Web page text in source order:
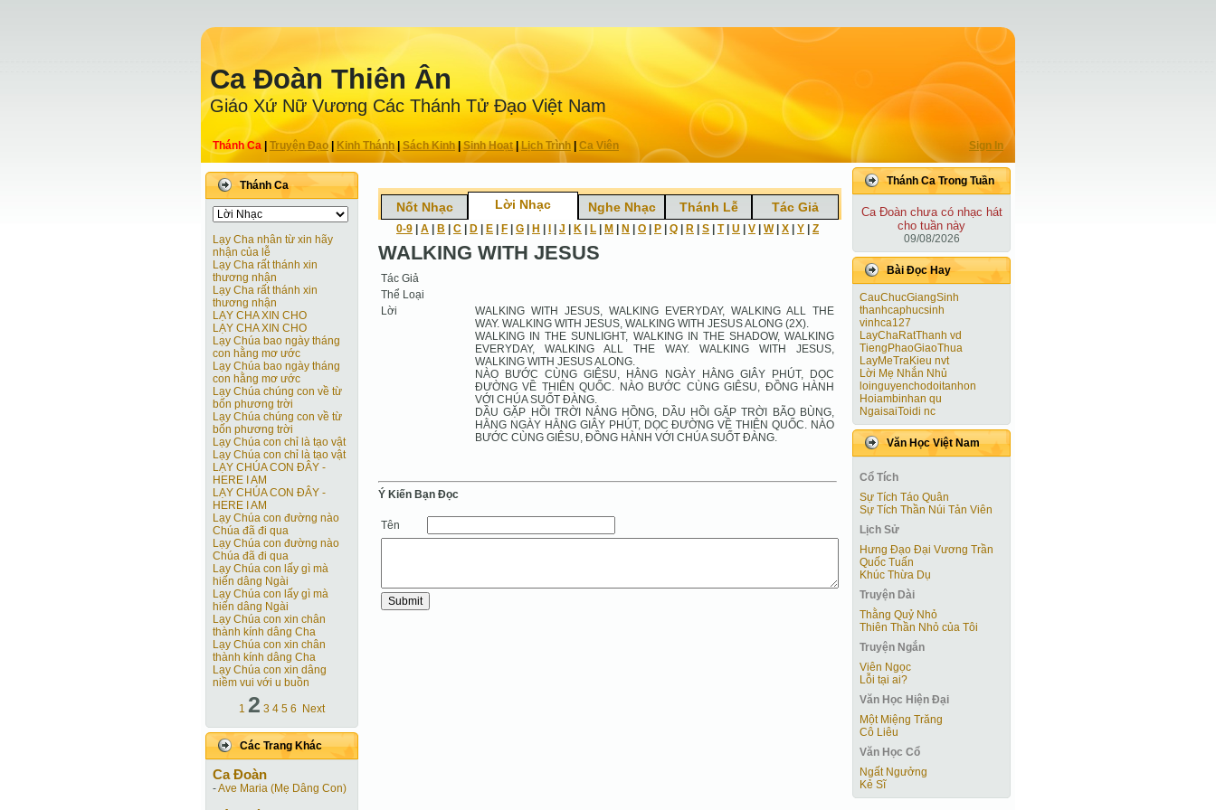
Ca Ðoàn Thiên Ân
Giáo Xứ Nữ Vương Các Thánh Tử Ðạo Việt Nam
Thánh Ca Truyện Ðạo| Kinh Thánh Sách Kinh|Sinh Hoạt| Lịch Trình Ca Viên Sign In
Thánh Ca
Lạy Cha nhân từ xin hãy
nhận của lễ
Lạy Cha rất thánh xin
thương nhận
Lạy Cha rất thánh xin
thương nhận
LẠY CHA XIN CHO
LẠY CHA XIN CHO
Lạy Chúa bao ngày tháng
con hằng mơ ước
Lạy Chúa bao ngày tháng
con hằng mơ ước
Lạy Chúa chúng con về từ
bốn phương trời
Lạy Chúa chúng con về từ
bốn phương trời
Lạy Chúa con chỉ là tạo vật
Lạy Chúa con chỉ là tạo vật
LẠY CHÚA CON ĐÂY -
HERE I AM
LẠY CHÚA CON ĐÂY -
HERE I AM
Lạy Chúa con đường nào
Chúa đã đi qua
Lạy Chúa con đường nào
Chúa đã đi qua
Lạy Chúa con lấy gì mà
hiến dâng Ngài
Lạy Chúa con lấy gì mà
hiến dâng Ngài
Lạy Chúa con xin chân
thành kính dâng Cha
Lạy Chúa con xin chân
thành kính dâng Cha
Lạy Chúa con xin dâng
niềm vui với u buồn
1 2 3 4 5 6 Next
Các Trang Khác
Ca Ðoàn
-Ave Maria (Mẹ Dâng Con)
Nốt Nhạc Lời Nhạc Nghe Nhạc Thánh Lễ Tác Giả
0-9 A B C D E F G H J K L M N O P Q R S T| U V W| X Y Z
WALKING WITH JESUS
Tác Giả
Thể Loại
Lời
WALKING WITH JESUS, WALKING EVERYDAY, WALKING ALL THE
WAY. WALKING WITH JESUS, WALKING WITH JESUS ALONG (2X).
WALKING IN THE SUNLIGHT, WALKING IN THE SHADOW, WALKING
EVERYDAY, WALKING ALL THE WAY. WALKING WITH JESUS,
WALKING WITH JESUS ALONG.
NÀO BƯỚC CÙNG GIÊSU, HẰNG NGÀY HẰNG GIÂY PHÚT, DỌC
ĐƯỜNG VỀ THIÊN QUỐC. NÀO BƯỚC CÙNG GIÊSU, ĐỒNG HÀNH
VỚI CHÚA SUỐT ĐÀNG.
DẦU GẶP HỒI TRỜI NẮNG HỒNG, DẦU HỒI GẶP TRỜI BÃO BÙNG,
HẰNG NGÀY HẰNG GIÂY PHÚT, DỌC ĐƯỜNG VỀ THIÊN QUỐC. NÀO
BƯỚC CÙNG GIÊSU, ĐỒNG HÀNH VỚI CHÚA SUỐT ĐÀNG.
Ý Kiến Bạn Ðọc
Tên
Thánh Ca Trong Tuần
Ca Ðoàn chưa có nhạc hát
cho tuần này
09/08/2026
Bài Ðọc Hay
CauChucGiangSinh
thanhcaphucsinh
vinhca127
LayChaRatThanh vd
TiengPhaoGiaoThua
LayMeTraKieu nvt
Lời Mẹ Nhắn Nhủ
loinguyenchodoitanhon
Hoiambinhan qu
NgaisaiToidi nc
Văn Học Việt Nam
Cổ Tích
Sự Tích Táo Quân
Sự Tích Thần Núi Tản Viên
Lịch Sử
Hưng Đạo Đại Vương Trần
Quốc Tuấn
Khúc Thừa Dụ
Truyện Dài
Thằng Quỷ Nhỏ
Thiên Thần Nhỏ của Tôi
Truyện Ngắn
Viên Ngọc
Lỗi tại ai?
Văn Học Hiện Ðại
Một Miệng Trăng
Cô Liêu
Văn Học Cổ
Ngất Ngưởng
Kẻ Sĩ